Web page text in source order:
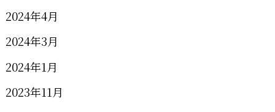
2024年4月
2024年3月
2024年1月
2023年11月